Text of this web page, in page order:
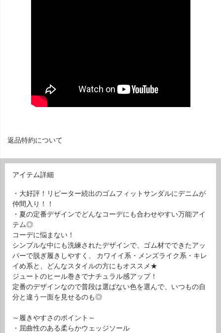
返品特約について
アイテム詳細
・大好評！リピーター続出のゴムフィットサンダルにデニムが
仲間入り！！
・夏の定番デザインでどんなコーデにも合わせやすい万能アイ
テム◎
コーデに悩まない！
シンプルな中にも洗練されたデザインで、ゴム材でできたアッ
パーで脱ぎ履きしやすく、 カワイイ系・メンズライク系・キレ
イめ系と、どんなスタイルの方にもオススメ★
ジュートのヒール巻きでナチュラル感アップ！
定番のデザインなので普段は選ばない色を選んで、いつもの自
分と違う一面を見せるのも◎
～履きやすさのポイント～
・屈曲性のある柔らかウェッジソール